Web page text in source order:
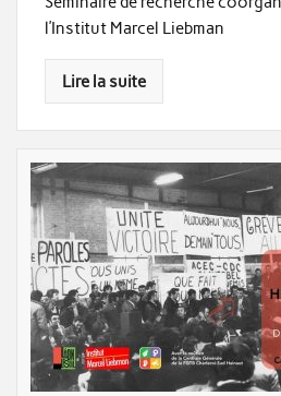
l’Institut Marcel Liebman
Lire la suite